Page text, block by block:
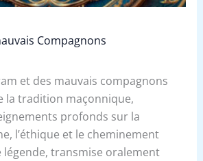
Compagnons
et des mauvais compagnons
la tradition maçonnique,
profonds sur la
l’éthique et le cheminement
légende, transmise oralement